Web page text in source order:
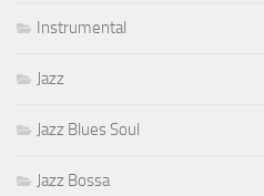
Instrumental
Jazz
Jazz Blues Soul
Jazz Bossa